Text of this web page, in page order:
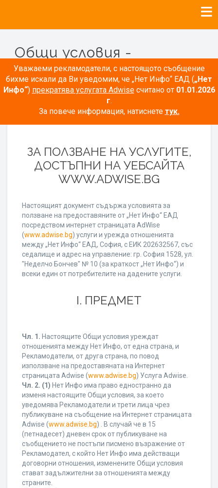
Уважаеми рекламодатели, с настоящото съобщение
бихме искали да Ви уведомим, че „Нет Инфо“ ЕАД („Нет
Инфо“) прекратява услугата Adwiseсчитано от 01.01.2026
г.
За повече информация, натиснете тук.
Общи условия -
Рекламодатели
ОБЩИ УСЛОВИЯ
ЗА ПОЛЗВАНЕ НА УСЛУГИТЕ,
ДОСТЪПНИ НА УЕБСАЙТА
WWW.ADWISE.BG
Настоящият документ съдържа условията за
ползване на предоставяните от „Нет Инфо“ ЕАД
посредством интернет страницата AdWise
(www.adwise.bg) услуги и урежда отношенията
между „Нет Инфо“ ЕАД, София, с ЕИК 202632567, със
седалище и адрес на управление: гр. София 1528, ул.
"Неделчо Бончев" № 10 (за краткост „Нет Инфо“) и
всеки един от потребителите на дадените услуги.
І. ПРЕДМЕТ
Чл. 1. Настоящите Общи условия уреждат
отношенията между Нет Инфо, от една страна, и
Рекламодатели, от друга страна, по повод
използване на предоставяната на Интернет
страницата Adwise (www.adwise.bg) Услуга Adwise.
Чл. 2. (1) Нет Инфо има право едностранно да
изменя настоящите Общи условия, за което
уведомява Рекламодатели и трети лица чрез
публикуване на съобщение на Интернет страницата
Adwise (www.adwise.bg) . В случай че в 15
(петнадесет) дневен срок от публикуване на
съобщението не постъпи писмено възражение от
Рекламодател, с който Нет Инфо има действащи
договорни отношения, изменените Общи условия
стават задължителни за отношенията между
страните.